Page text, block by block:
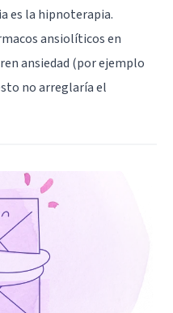
es la hipnoterapia.
ansiolíticos en
ansiedad (por ejemplo
no arreglaría el